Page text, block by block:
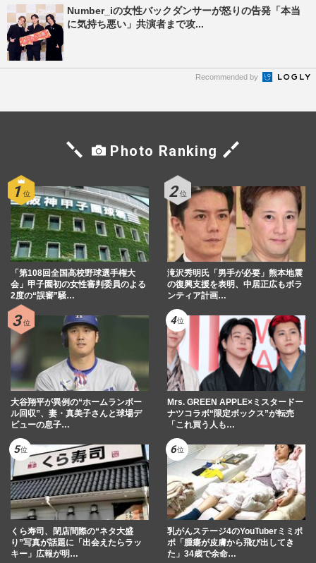
Number_iの女性バックダンサーが怒りの告発「本当
に気持ち悪い」共演者まで攻...
Recommended by
Photo Ranking
「第108回全国高校野球選手権大
会」甲子園初の女性審判委員のよる
2度の“誤審”騒…
滝沢秀明氏「男手が必要」熊本地震
の復興支援を表明、中居正広もボラ
ンティア計画…
大谷翔平が異例の“ホームランボー
ル回収”、妻・真美子さんと球場デ
ビューの息子…
Mrs. GREEN APPLE×ミスタードー
ナツコラボ“限定ボックス”が転売
「これ買う人も…
くら寿司、閉店間際の“ネタ大盛
り”写真が話題に「出会えたらラッ
キー」広報が明…
乳がんステージ4のYouTuberミミポ
ポ「腫瘍が皮膚から飛び出してき
た」34歳で余命…